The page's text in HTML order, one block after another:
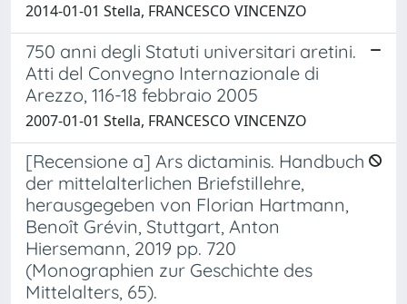
2014-01-01 Stella, FRANCESCO VINCENZO
750 anni degli Statuti universitari aretini.
Atti del Convegno Internazionale di
Arezzo, 116-18 febbraio 2005
2007-01-01 Stella, FRANCESCO VINCENZO
[Recensione a] Ars dictaminis. Handbuch
der mittelalterlichen Briefstillehre,
herausgegeben von Florian Hartmann,
Benoît Grévin, Stuttgart, Anton
Hiersemann, 2019 pp. 720
(Monographien zur Geschichte des
Mittelalters, 65).